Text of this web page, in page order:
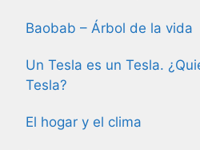
Baobab – Árbol de la vida
Un Tesla es un Tesla.
Tesla?
El hogar y el clima